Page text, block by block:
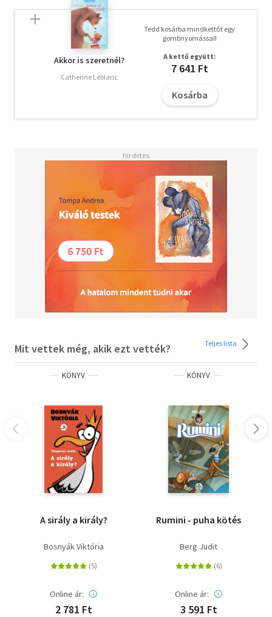
Nem kell már rágni körmötök,
Elmondom végre nektek azt, hogy
Mi rejlik még a hegy mögött.
Húsz röpke év röpült el összvissz
Suhanva, mint a szél, mi szöszt visz,
Gyorsabban, mint egy tollvonás,
Majd jött a szikra egy napon,
Olvasd el mások véleményét is!
Akkor is szeretnél?
Catherine Leblanc
Tedd kosárba mindkettőt egy
gombnyomással!
A kettő együtt:
7 641 Ft
Kosárba
Mit vettek még, akik ezt vették? Teljes lista
KÖNYV
A sirály a király?
Bosnyák Viktória
Online ár:
2 781 Ft
KÖNYV
Rumini - puha kötés
Berg Judit
Online ár:
3 591 Ft